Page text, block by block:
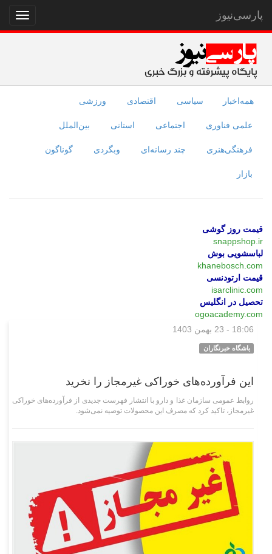
نمایش
منو
پارسی‌نیوز
همه‌اخبار سیاسی اقتصادی ورزشی
علمی فناوری اجتماعی استانی بین‌الملل
فرهنگی‌هنری چند رسانه‌ای وبگردی گوناگون
بازار
قیمت روز گوشی
snappshop.ir
لباسشویی بوش
khanebosch.com
قیمت ارتودنسی
isarclinic.com
تحصیل در انگلیس
ogoacademy.com
18:06 - 23 بهمن 1403
باشگاه خبرنگاران
این فرآورده‌های خوراکی غیرمجاز را نخرید
روابط عمومی سازمان غذا و دارو با انتشار فهرست جدیدی از فرآورده‌های خوراکی
غیرمجاز، تاکید کرد که مصرف این محصولات توصیه نمی‌شود.